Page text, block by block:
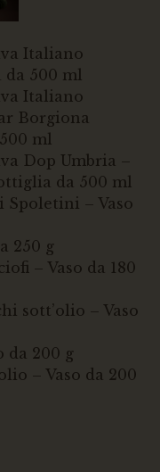
Italiano
500 ml
Italiano
Borgiona
ml
Dop Umbria –
da 500 ml
– Vaso
250 g
– Vaso da 180
sott’olio – Vaso
da 200 g
– Vaso da 200